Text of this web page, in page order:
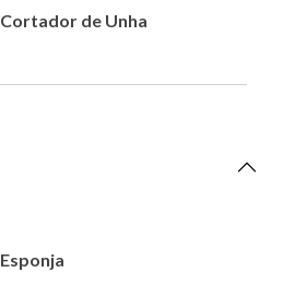
Cortador de Unha
Esponja